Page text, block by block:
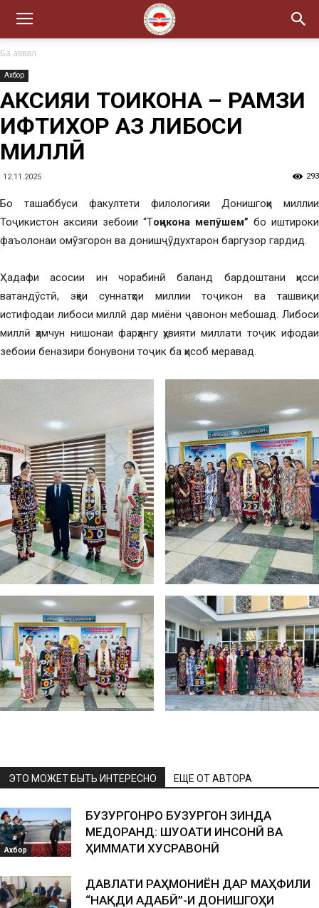
Ба аввал
Ахбор
АКСИЯИ ТОҶИКОНА – РАМЗИ
ИФТИХОР АЗ ЛИБОСИ
МИЛЛӢ
12.11.2025 293
Бо ташаббуси факултети филологияи Донишгоҳи миллии
Тоҷикистон аксияи зебоии “Тоҷикона мепӯшем” бо иштироки
фаъолонаи омӯзгорон ва донишҷӯдухтарон баргузор гардид.
Ҳадафи асосии ин чорабинӣ баланд бардоштани ҳисси
ватандӯстӣ, эҳёи суннатҳои миллии тоҷикон ва ташвиқи
истифодаи либоси миллӣ дар миёни ҷавонон мебошад. Либоси
миллӣ ҳамчун нишонаи фарҳангу ҳувияти миллати тоҷик ифодаи
зебоии беназири бонувони тоҷик ба ҳисоб меравад.
ЭТО МОЖЕТ БЫТЬ ИНТЕРЕСНО ЕЩЕ ОТ АВТОРА
Ахбор
БУЗУРГОНРО БУЗУРГОН ЗИНДА
МЕДОРАНД: ШУҶОАТИ ИНСОНӢ ВА
ҲИММАТИ ХУСРАВОНӢ
ДАВЛАТИ РАҲМОНИЁН ДАР МАҲФИЛИ
“НАҚДИ АДАБӢ”-И ДОНИШГОҲИ